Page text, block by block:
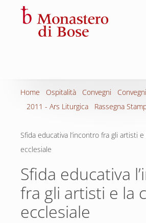
Home Ospitalità Convegni
2011 - Ars Liturgica
Rassegna
Sfida educativa l’incontro fra gli artisti
ecclesiale
Sfida educativa
fra gli artisti e la
ecclesiale